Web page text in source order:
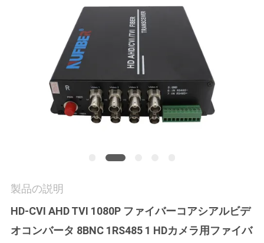
し
な
さ
製品の説明
HD-CVI AHD TVI 1080P ファイバーコアシアルビデ
オコンバータ 8BNC 1RS485 1 HDカメラ用ファイバ